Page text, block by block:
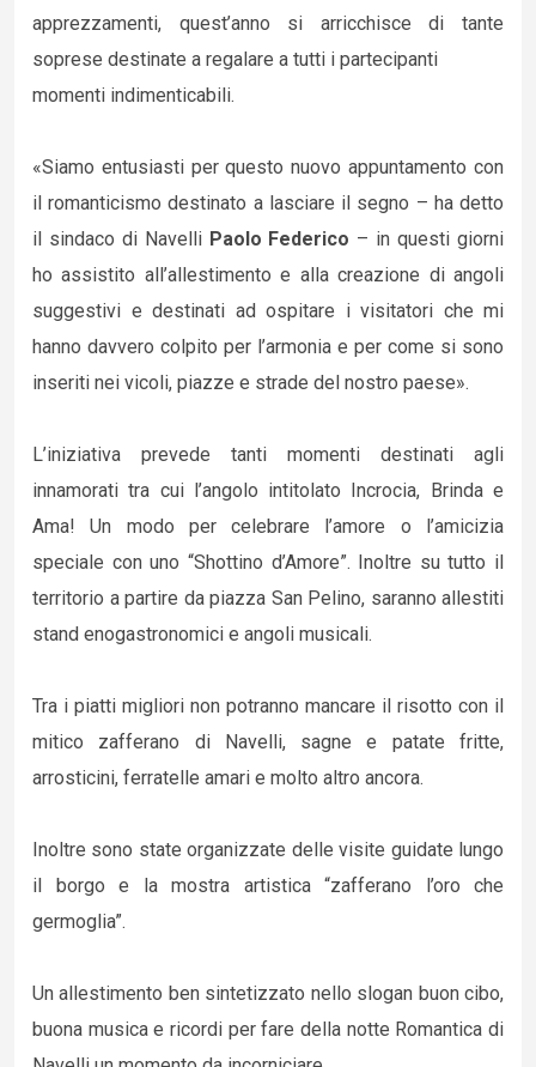
apprezzamenti, quest’anno si arricchisce di tante
soprese destinate a regalare a tutti i partecipanti
momenti indimenticabili.
«Siamo entusiasti per questo nuovo appuntamento con
il romanticismo destinato a lasciare il segno – ha detto
il sindaco di NavelliPaolo Federico – in questi giorni
ho assistito all’allestimento e alla creazione di angoli
suggestivi e destinati ad ospitare i visitatori che mi
hanno davvero colpito per l’armonia e per come si sono
inseriti nei vicoli, piazze e strade del nostro paese».
L’iniziativa prevede tanti momenti destinati agli
innamorati tra cui l’angolo intitolato Incrocia, Brinda e
Ama! Un modo per celebrare l’amore o l’amicizia
speciale con uno “Shottino d’Amore”. Inoltre su tutto il
territorio a partire da piazza San Pelino, saranno allestiti
stand enogastronomici e angoli musicali.
Tra i piatti migliori non potranno mancare il risotto con il
mitico zafferano di Navelli, sagne e patate fritte,
arrosticini, ferratelle amari e molto altro ancora.
Inoltre sono state organizzate delle visite guidate lungo
il borgo e la mostra artistica “zafferano l’oro che
germoglia”.
Un allestimento ben sintetizzato nello slogan buon cibo,
buona musica e ricordi per fare della notte Romantica di